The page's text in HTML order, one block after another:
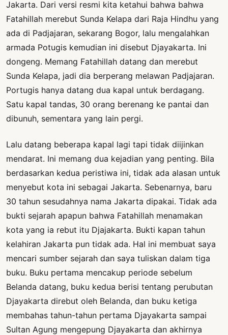
Jakarta. Dari versi resmi kita ketahui bahwa bahwa
Fatahillah merebut Sunda Kelapa dari Raja Hindhu yang
ada di Padjajaran, sekarang Bogor, lalu mengalahkan
armada Potugis kemudian ini disebut Djayakarta. Ini
dongeng. Memang Fatahillah datang dan merebut
Sunda Kelapa, jadi dia berperang melawan Padjajaran.
Portugis hanya datang dua kapal untuk berdagang.
Satu kapal tandas, 30 orang berenang ke pantai dan
dibunuh, sementara yang lain pergi.
Lalu datang beberapa kapal lagi tapi tidak diijinkan
mendarat. Ini memang dua kejadian yang penting. Bila
berdasarkan kedua peristiwa ini, tidak ada alasan untuk
menyebut kota ini sebagai Jakarta. Sebenarnya, baru
30 tahun sesudahnya nama Jakarta dipakai. Tidak ada
bukti sejarah apapun bahwa Fatahillah menamakan
kota yang ia rebut itu Djajakarta. Bukti kapan tahun
kelahiran Jakarta pun tidak ada. Hal ini membuat saya
mencari sumber sejarah dan saya tuliskan dalam tiga
buku. Buku pertama mencakup periode sebelum
Belanda datang, buku kedua berisi tentang perubutan
Djayakarta direbut oleh Belanda, dan buku ketiga
membahas tahun-tahun pertama Djayakarta sampai
Sultan Agung mengepung Djayakarta dan akhirnya